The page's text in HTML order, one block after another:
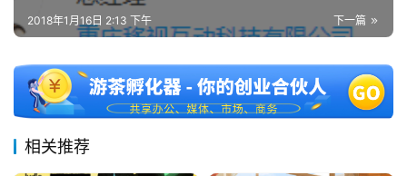
下一篇
2018年1月16日 2:13 下午
相关推荐